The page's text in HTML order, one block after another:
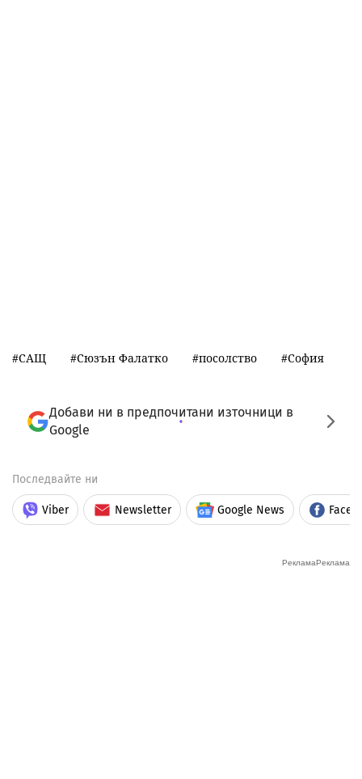
САЩ Сюзън Фалатко посолство София
Добави ни в предпочитани източници в
Google
Последвайте ни
Viber Newsletter Google News